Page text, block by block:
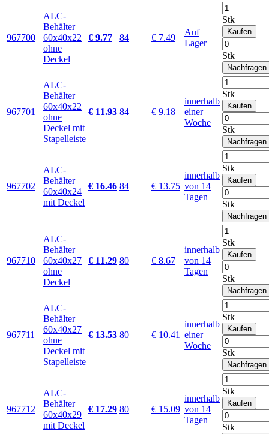
967700
ALC-
Behälter
60x40x22
ohne
Deckel
€ 9.77 84 € 7.49
Auf
Lager
Stk
Kaufen
Stk
Nachfragen
967701
ALC-
Behälter
60x40x22
ohne
Deckel mit
Stapelleiste
€ 11.93 84 € 9.18
innerhalb
einer
Woche
Stk
Kaufen
Stk
Nachfragen
967702
ALC-
Behälter
60x40x24
mit Deckel
€ 16.46 84 € 13.75
innerhalb
von 14
Tagen
Stk
Kaufen
Stk
Nachfragen
967710
ALC-
Behälter
60x40x27
ohne
Deckel
€ 11.29 80 € 8.67
innerhalb
von 14
Tagen
Stk
Kaufen
Stk
Nachfragen
967711
ALC-
Behälter
60x40x27
ohne
Deckel mit
Stapelleiste
€ 13.53 80 € 10.41
innerhalb
einer
Woche
Stk
Kaufen
Stk
Nachfragen
967712
ALC-
Behälter
60x40x29
mit Deckel
€ 17.29 80 € 15.09
innerhalb
von 14
Tagen
Stk
Kaufen
Stk